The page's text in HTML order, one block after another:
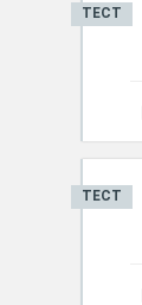
ТЕСТ
ТЕСТ